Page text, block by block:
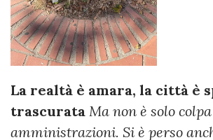
La realtà è amara, la città è
trascurata Ma non è solo
amministrazioni. Si è perso